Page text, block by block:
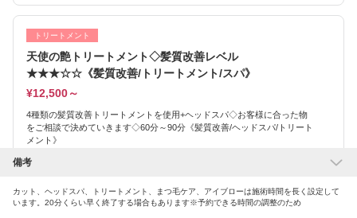
トリートメント
天使の艶トリートメント◇髪質改善レベル
★★★☆☆《髪質改善/トリートメント/スパ》
¥12,500～
4種類の髪質改善トリートメントを使用+ヘッドスパ◇お客様に合った物
をご相談で決めていきます◇60分～90分《髪質改善/ヘッドスパ/トリート
メント》
トリートメント
光沢トリートメント◇髪質改善レベル★★☆☆☆《髪質
備考
カット、ヘッドスパ、トリートメント、まつ毛ケア、アイブローは施術時間を長く設定して
います。20分くらい早く終了する場合もあります※予約できる時間の調整のため